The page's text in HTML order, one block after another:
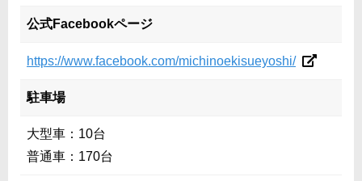
公式Facebookページ
https://www.facebook.com/michinoekisueyoshi/
駐車場
大型車：10台
普通車：170台